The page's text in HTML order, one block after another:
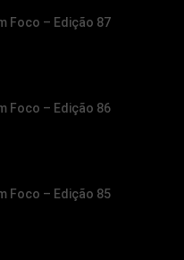
Foco – Edição 87
Foco – Edição 86
Foco – Edição 85